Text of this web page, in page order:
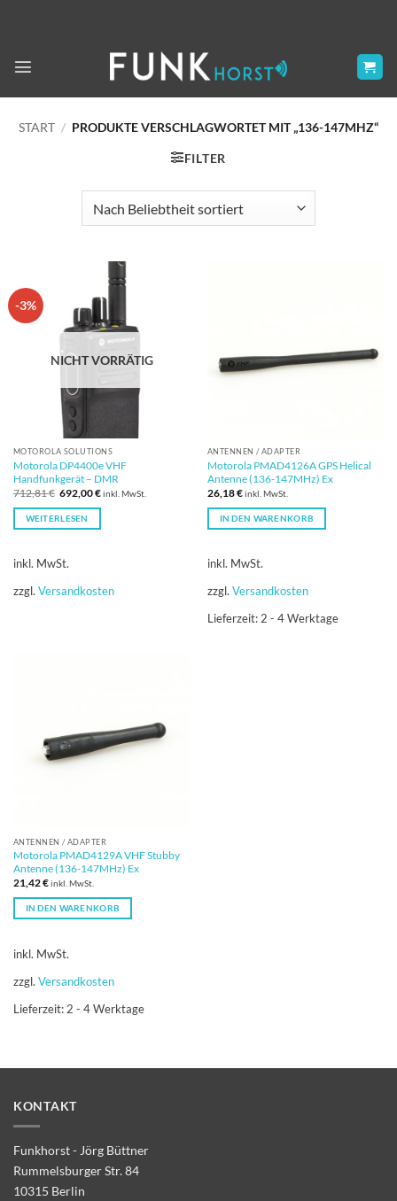
START / PRODUKTE VERSCHLAGWORTET MIT „136-147MHZ“
FILTER
-3%
NICHT VORRÄTIG
MOTOROLA SOLUTIONS
Motorola DP4400e VHF
Handfunkgerät – DMR
712,81€ Ursprünglicher
Preis
war:
712,81 €
692,00€Aktueller
inkl. MwSt.
WEITERLESEN
inkl. MwSt.
zzgl. Versandkosten
ANTENNEN / ADAPTER
Motorola PMAD4126A GPS Helical
Antenne (136-147MHz) Ex
26,18€inkl. MwSt.
IN DEN WARENKORB
inkl. MwSt.
zzgl. Versandkosten
Lieferzeit:2 - 4 Werktage
ANTENNEN / ADAPTER
Motorola PMAD4129A VHF Stubby
Antenne (136-147MHz) Ex
21,42€inkl. MwSt.
IN DEN WARENKORB
inkl. MwSt.
zzgl. Versandkosten
Lieferzeit: 2 - 4 Werktage
KONTAKT
Funkhorst - Jörg Büttner
Rummelsburger Str. 84
10315 Berlin